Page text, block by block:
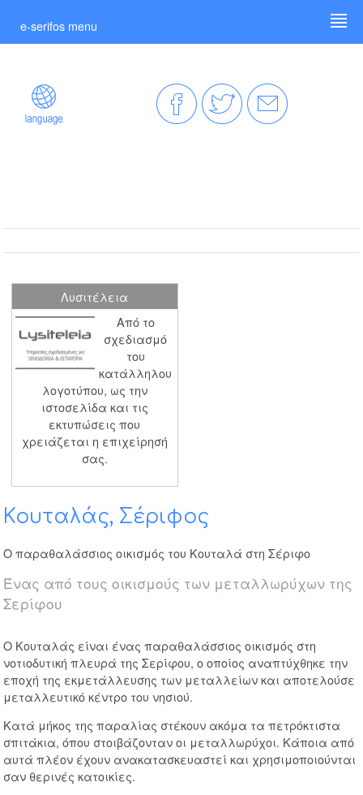
e-serifos menu
Λυσιτέλεια
Από το
σχεδιασμό
του
κατάλληλου
λογοτύπου, ως την
ιστοσελίδα και τις
εκτυπώσεις που
χρειάζεται η επιχείρησή
σας.
Κουταλάς, Σέριφος
Ο παραθαλάσσιος οικισμός του Κουταλά στη Σέριφο
Ένας από τους οικισμούς των μεταλλωρύχων της
Σερίφου
Ο Κουταλάς είναι ένας παραθαλάσσιος οικισμός στη
νοτιοδυτική πλευρά της Σερίφου, ο οποίος αναπτύχθηκε την
εποχή της εκμετάλλευσης των μεταλλείων και αποτελούσε
μεταλλευτικό κέντρο του νησιού.
Κατά μήκος της παραλίας στέκουν ακόμα τα πετρόκτιστα
σπιτάκια, όπου στοιβάζονταν οι μεταλλωρύχοι. Κάποια από
αυτά πλέον έχουν ανακατασκευαστεί και χρησιμοποιούνται
σαν θερινές κατοικίες.